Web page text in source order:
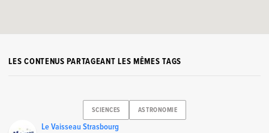
LES CONTENUS PARTAGEANT LES MÊMES TAGS
SCIENCES ASTRONOMIE
Le Vaisseau Strasbourg